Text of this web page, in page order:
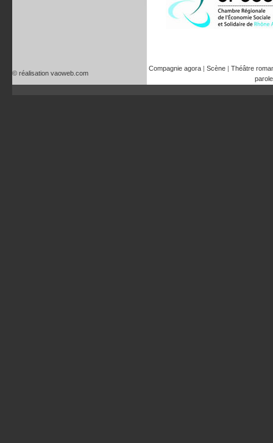
© réalisation vaoweb.com
Compagnie agora | Scène | Théâtre